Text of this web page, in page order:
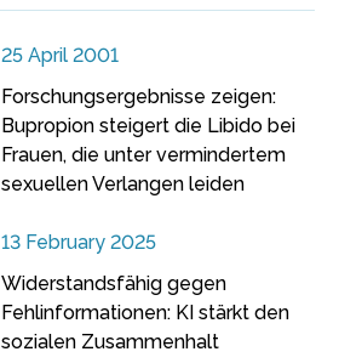
25 April 2001
Forschungsergebnisse zeigen:
Bupropion steigert die Libido bei
Frauen, die unter vermindertem
sexuellen Verlangen leiden
13 February 2025
Widerstandsfähig gegen
Fehlinformationen: KI stärkt den
sozialen Zusammenhalt